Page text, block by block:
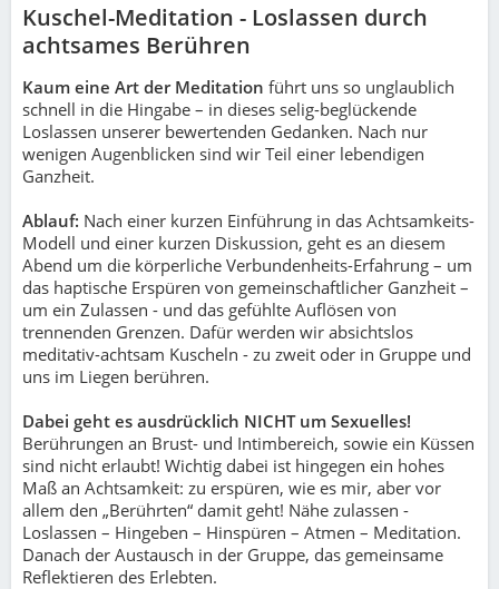
Kuschel-Meditation - Loslassen durch
achtsames Berühren
Kaum eine Art der Meditation führt uns so unglaublich
schnell in die Hingabe – in dieses selig-beglückende
Loslassen unserer bewertenden Gedanken. Nach nur
wenigen Augenblicken sind wir Teil einer lebendigen
Ganzheit.
Ablauf: Nach einer kurzen Einführung in das Achtsamkeits-
Modell und einer kurzen Diskussion, geht es an diesem
Abend um die körperliche Verbundenheits-Erfahrung – um
das haptische Erspüren von gemeinschaftlicher Ganzheit –
um ein Zulassen - und das gefühlte Auflösen von
trennenden Grenzen. Dafür werden wir absichtslos
meditativ-achtsam Kuscheln - zu zweit oder in Gruppe und
uns im Liegen berühren.
Dabei geht es ausdrücklich NICHT um Sexuelles!
Berührungen an Brust- und Intimbereich, sowie ein Küssen
sind nicht erlaubt! Wichtig dabei ist hingegen ein hohes
Maß an Achtsamkeit: zu erspüren, wie es mir, aber vor
allem den „Berührten“ damit geht! Nähe zulassen -
Loslassen – Hingeben – Hinspüren – Atmen – Meditation.
Danach der Austausch in der Gruppe, das gemeinsame
Reflektieren des Erlebten.